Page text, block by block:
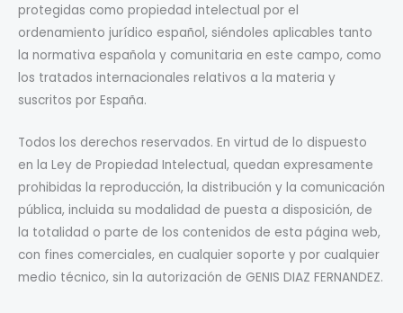
protegidas como propiedad intelectual por el
ordenamiento jurídico español, siéndoles aplicables tanto
la normativa española y comunitaria en este campo, como
los tratados internacionales relativos a la materia y
suscritos por España.
Todos los derechos reservados. En virtud de lo dispuesto
en la Ley de Propiedad Intelectual, quedan expresamente
prohibidas la reproducción, la distribución y la comunicación
pública, incluida su modalidad de puesta a disposición, de
la totalidad o parte de los contenidos de esta página web,
con fines comerciales, en cualquier soporte y por cualquier
medio técnico, sin la autorización de GENIS DIAZ FERNANDEZ.